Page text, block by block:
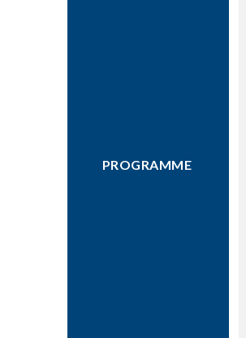
PROGRAMME